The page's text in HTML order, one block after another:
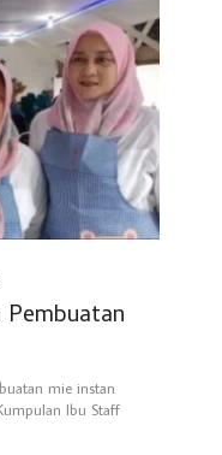
mie instan
Ibu Staff